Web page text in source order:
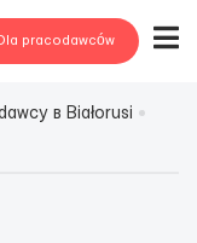
pracodawców
в Białorusi